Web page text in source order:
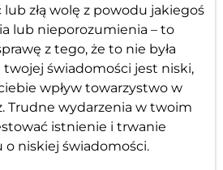
lub złą wolę z powodu jakiegoś
lub nieporozumienia – to
z tego, że to nie była
twojej świadomości jest niski,
wpływ towarzystwo w
Trudne wydarzenia w twoim
istnienie i trwanie
o niskiej świadomości.